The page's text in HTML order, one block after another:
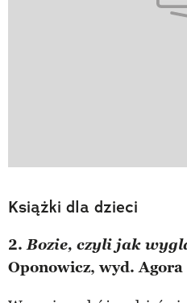
Książki dla dzieci
2.Bozie, czyli jak
Oponowicz, wyd. Agora